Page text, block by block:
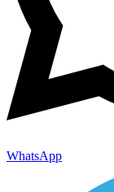
WhatsApp